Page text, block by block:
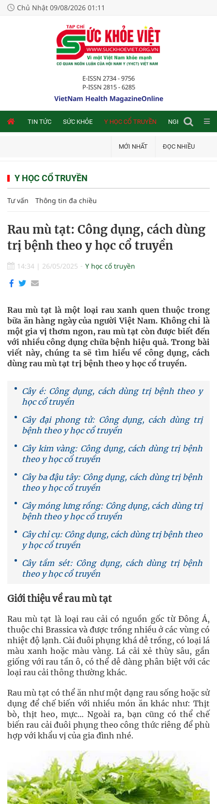
Chủ Nhật 09/08/2026 01:11
E-ISSN 2734 - 9756
P-ISSN 2815 - 6285
VietNam Health MagazineOnline
TIN TỨC SỨC KHỎE Y HỌC CỔ TRUYỀN NGHIÊN CỨU
MỚI NHẤT ĐỌC NHIỀU
Y HỌC CỔ TRUYỀN
Tư vấn Thông tin đa chiều
Rau mù tạt: Công dụng, cách dùng
trị bệnh theo y học cổ truyền
14:34 | 26/05/2025 Y học cổ truyền
Rau mù tạt là một loại rau xanh quen thuộc trong
bữa ăn hàng ngày của người Việt Nam. Không chỉ là
một gia vị thơm ngon, rau mù tạt còn được biết đến
với nhiều công dụng chữa bệnh hiệu quả. Trong bài
viết này, chúng ta sẽ tìm hiểu về công dụng, cách
dùng rau mù tạt trị bệnh theo y học cổ truyền.
Cây é: Công dụng, cách dùng trị bệnh theo y
học cổ truyền
Cây đại phong tử: Công dụng, cách dùng trị
bệnh theo y học cổ truyền
Cây kim vàng: Công dụng, cách dùng trị bệnh
theo y học cổ truyền
Cây ba đậu tây: Công dụng, cách dùng trị bệnh
theo y học cổ truyền
Cây móng lưng rồng: Công dụng, cách dùng trị
bệnh theo y học cổ truyền
Cây chỉ cụ: Công dụng, cách dùng trị bệnh theo
y học cổ truyền
Cây tầm sét: Công dụng, cách dùng trị bệnh
theo y học cổ truyền
Giới thiệu về rau mù tạt
Rau mù tạt là loại rau cải có nguồn gốc từ Đông Á,
thuộc chi Brassica và được trồng nhiều ở các vùng có
nhiệt độ lạnh. Cải đuôi phụng khá dễ trồng, có loại lá
màu xanh hoặc màu vàng. Lá cải xẻ thùy sâu, gần
giống với rau tần ô, có thể dễ dàng phân biệt với các
loại rau cải thông thường khác.
Rau mù tạt có thể ăn như một dạng rau sống hoặc sử
dụng để chế biến với nhiều món ăn khác như: Thịt
bò, thịt heo, mực… Ngoài ra, bạn cũng có thể chế
biến rau cải đuôi phụng theo công thức riêng để phù
hợp với khẩu vị của gia đình nhé.